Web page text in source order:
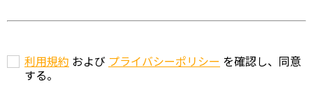
利用規約 および プライバシーポリシー を確認し、同意
する。